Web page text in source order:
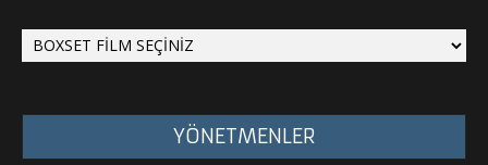
YÖNETMENLER